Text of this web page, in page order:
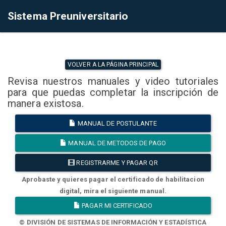
Sistema Preuniversitario
VOLVER A LA PÁGINA PRINCIPAL
Revisa nuestros manuales y video tutoriales
para que puedas completar la inscripción de
manera existosa.
MANUAL DE POSTULANTE
MANUAL DE METODOS DE PAGO
REGISTRARME Y PAGAR QR
Aprobaste y quieres pagar el certificado de habilitacion
digital, mira el siguiente manual.
PAGAR MI CERTIFICADO
© DIVISIÓN DE SISTEMAS DE INFORMACIÓN Y ESTADÍSTICA